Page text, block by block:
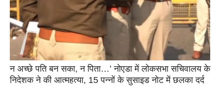
न अच्छे पति बन सका, न पिता…’ नोएडा में लोकसभा सचिवालय के
निदेशक ने की आत्महत्या, 15 पन्नों के सुसाइड नोट में छलका दर्द